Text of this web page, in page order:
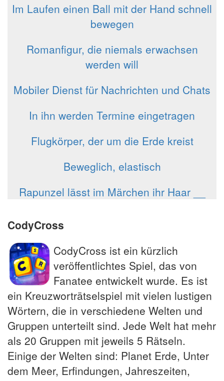
Im Laufen einen Ball mit der Hand schnell
bewegen
Romanfigur, die niemals erwachsen
werden will
Mobiler Dienst für Nachrichten und Chats
In ihn werden Termine eingetragen
Flugkörper, der um die Erde kreist
Beweglich, elastisch
Rapunzel lässt im Märchen ihr Haar __
CodyCross
CodyCross ist ein kürzlich
veröffentlichtes Spiel, das von
Fanatee entwickelt wurde. Es ist
ein Kreuzworträtselspiel mit vielen lustigen
Wörtern, die in verschiedene Welten und
Gruppen unterteilt sind. Jede Welt hat mehr
als 20 Gruppen mit jeweils 5 Rätseln.
Einige der Welten sind: Planet Erde, Unter
dem Meer, Erfindungen, Jahreszeiten,